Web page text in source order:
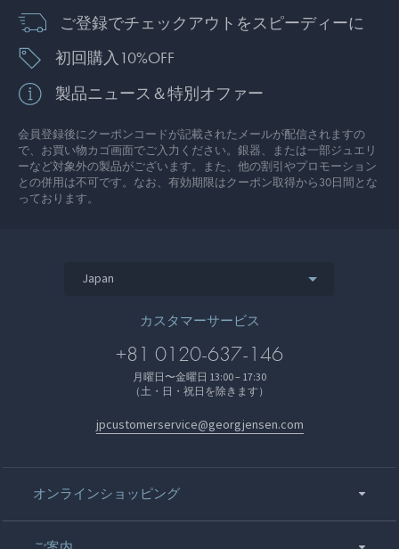
ご登録でチェックアウトをスピーディーに
初回購入10%OFF
製品ニュース＆特別オファー
会員登録後にクーポンコードが記載されたメールが配信されますの
で、お買い物カゴ画面でご入力ください。銀器、または一部ジュエリ
ーなど対象外の製品がございます。また、他の割引やプロモーション
との併用は不可です。なお、有効期限はクーポン取得から30日間とな
っております。
Japan
カスタマーサービス
+81 0120-637-146
月曜日〜金曜日 13:00 – 17:30
（土・日・祝日を除きます）
jpcustomerservice@georgjensen.com
オンラインショッピング